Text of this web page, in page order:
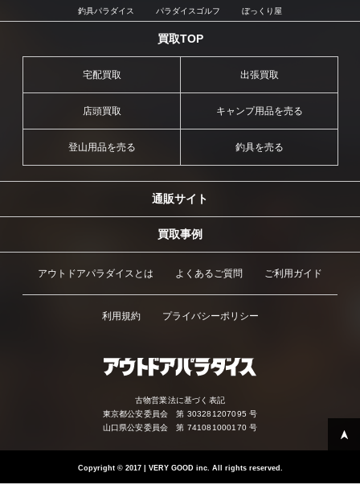
釣具パラダイス パラダイスゴルフ ぼっくり屋
買取TOP
宅配買取 出張買取
店頭買取 キャンプ用品を売る
登山用品を売る 釣具を売る
通販サイト
買取事例
アウトドアパラダイスとは よくあるご質問 ご利用ガイド
利用規約 プライバシーポリシー
古物営業法に基づく表記
東京都公安委員会 第 303281207095 号
山口県公安委員会 第 741081000170 号
Copyright ©2017 | VERY GOOD inc. All rights reserved.